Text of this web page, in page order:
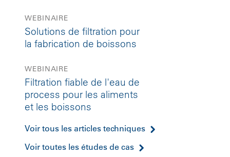
WEBINAIRE
Solutions de filtration pour
la fabrication de boissons
WEBINAIRE
Filtration fiable de l'eau de
process pour les aliments
et les boissons
Voir tous les articles techniques
Voir toutes les études de cas